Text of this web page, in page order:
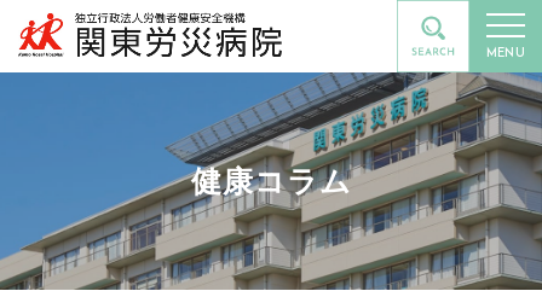
MENU
健康コラム